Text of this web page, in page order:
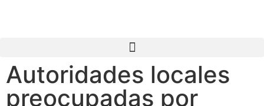
Autoridades locales
preocupadas por